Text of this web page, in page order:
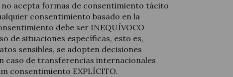
no acepta formas de consentimiento tácito
consentimiento basado en la
debe ser INEQUÍVOCO
de situaciones específicas, esto es,
sensibles, se adopten decisiones
caso de transferencias internacionales
consentimiento EXPLÍCITO.